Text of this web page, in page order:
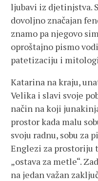
ljubavi iz djetinjstva.
dovoljno značajan
znamo pa njegovo
oproštajno pismo
patetizaciju i
Katarina na kraju,
Velika i slavi svoje
način na koji
prostor kada malu
svoju radnu, sobu za
Englezi za prostoriju
„ostava za metle“.
na jedan važan